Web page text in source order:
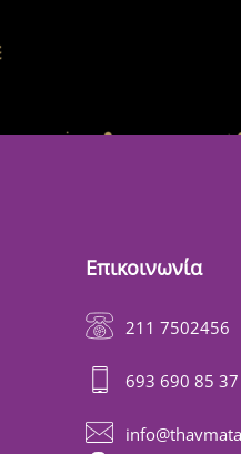
Επικοινωνία
211 7502456
693 690 85 37